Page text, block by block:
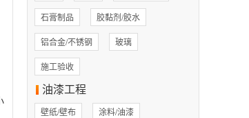
石膏制品 胶黏剂/胶水
铝合金/不锈钢 玻璃
施工验收
油漆工程
壁纸/壁布 涂料/油漆